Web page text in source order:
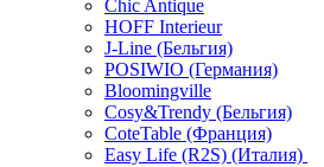
Chic Antique
HOFF Interieur
J-Line (Бельгия)
POSIWIO (Германия)
Bloomingville
Cosy&Trendy (Бельгия)
CoteTable (Франция)
Easy Life (R2S) (Италия)